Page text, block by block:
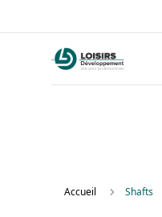
Accueil Shafts